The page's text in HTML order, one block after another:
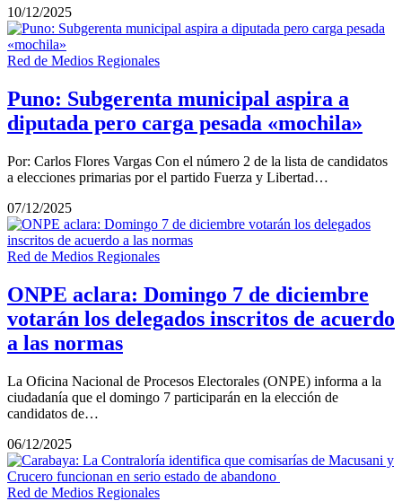
10/12/2025
Red de Medios Regionales
Puno: Subgerenta municipal aspira a
diputada pero carga pesada «mochila»
Por: Carlos Flores Vargas Con el número 2 de la lista de candidatos
a elecciones primarias por el partido Fuerza y Libertad…
07/12/2025
Red de Medios Regionales
ONPE aclara: Domingo 7 de diciembre
votarán los delegados inscritos de acuerdo
a las normas
La Oficina Nacional de Procesos Electorales (ONPE) informa a la
ciudadanía que el domingo 7 participarán en la elección de
candidatos de…
06/12/2025
Red de Medios Regionales